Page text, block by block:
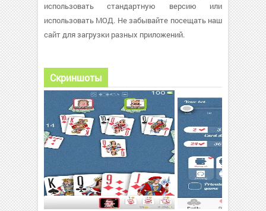
использовать стандартную версию или
использовать МОД. Не забывайте посещать наш
сайт для загрузки разных приложений.
Скриншоты